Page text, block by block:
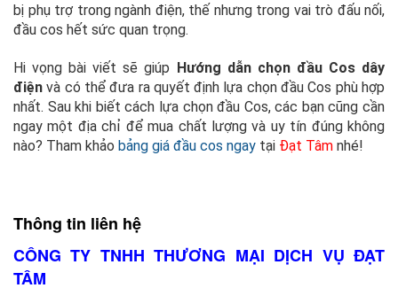
bị phụ trợ trong ngành điện, thế nhưng trong vai trò đấu nối,
đầu cos hết sức quan trọng.
Hi vọng bài viết sẽ giúp Hướng dẫn chọn đầu Cos dây
điện và có thể đưa ra quyết định lựa chọn đầu Cos phù hợp
nhất. Sau khi biết cách lựa chọn đầu Cos, các bạn cũng cần
ngay một địa chỉ để mua chất lượng và uy tín đúng không
nào? Tham khảo bảng giá đầu cos ngay tại Đạt Tâm nhé!
Thông tin liên hệ
CÔNG TY TNHH THƯƠNG MẠI DỊCH VỤ ĐẠT
TÂM